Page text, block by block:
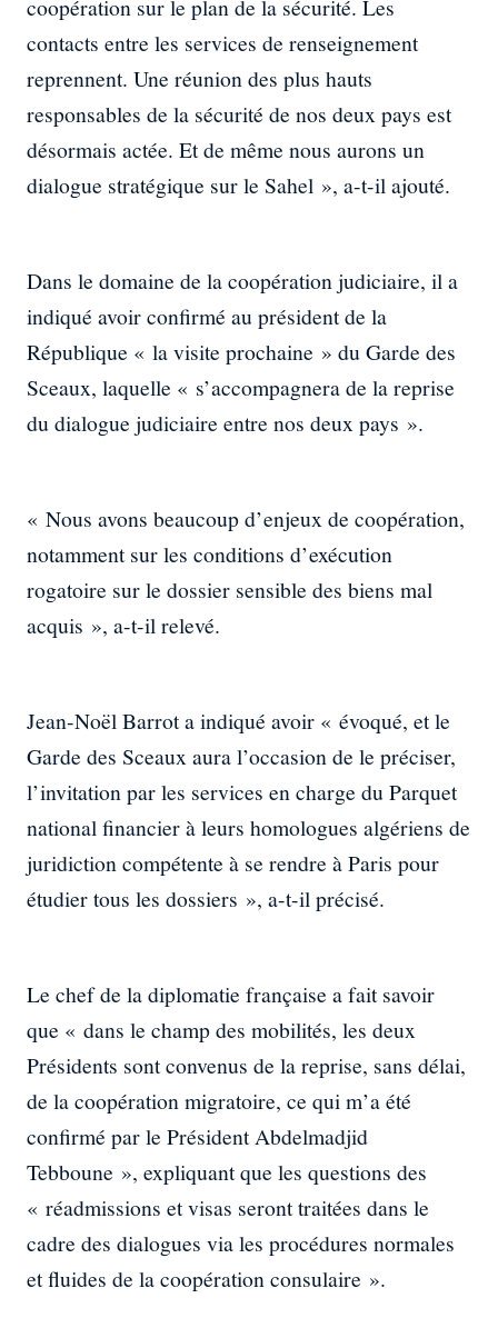
coopération sur le plan de la sécurité. Les
contacts entre les services de renseignement
reprennent. Une réunion des plus hauts
responsables de la sécurité de nos deux pays est
désormais actée. Et de même nous aurons un
dialogue stratégique sur le Sahel », a-t-il ajouté.
Dans le domaine de la coopération judiciaire, il a
indiqué avoir confirmé au président de la
République « la visite prochaine » du Garde des
Sceaux, laquelle « s’accompagnera de la reprise
du dialogue judiciaire entre nos deux pays ».
« Nous avons beaucoup d’enjeux de coopération,
notamment sur les conditions d’exécution
rogatoire sur le dossier sensible des biens mal
acquis », a-t-il relevé.
Jean-Noël Barrot a indiqué avoir « évoqué, et le
Garde des Sceaux aura l’occasion de le préciser,
l’invitation par les services en charge du Parquet
national financier à leurs homologues algériens de
juridiction compétente à se rendre à Paris pour
étudier tous les dossiers », a-t-il précisé.
Le chef de la diplomatie française a fait savoir
que « dans le champ des mobilités, les deux
Présidents sont convenus de la reprise, sans délai,
de la coopération migratoire, ce qui m’a été
confirmé par le Président Abdelmadjid
Tebboune », expliquant que les questions des
« réadmissions et visas seront traitées dans le
cadre des dialogues via les procédures normales
et fluides de la coopération consulaire ».